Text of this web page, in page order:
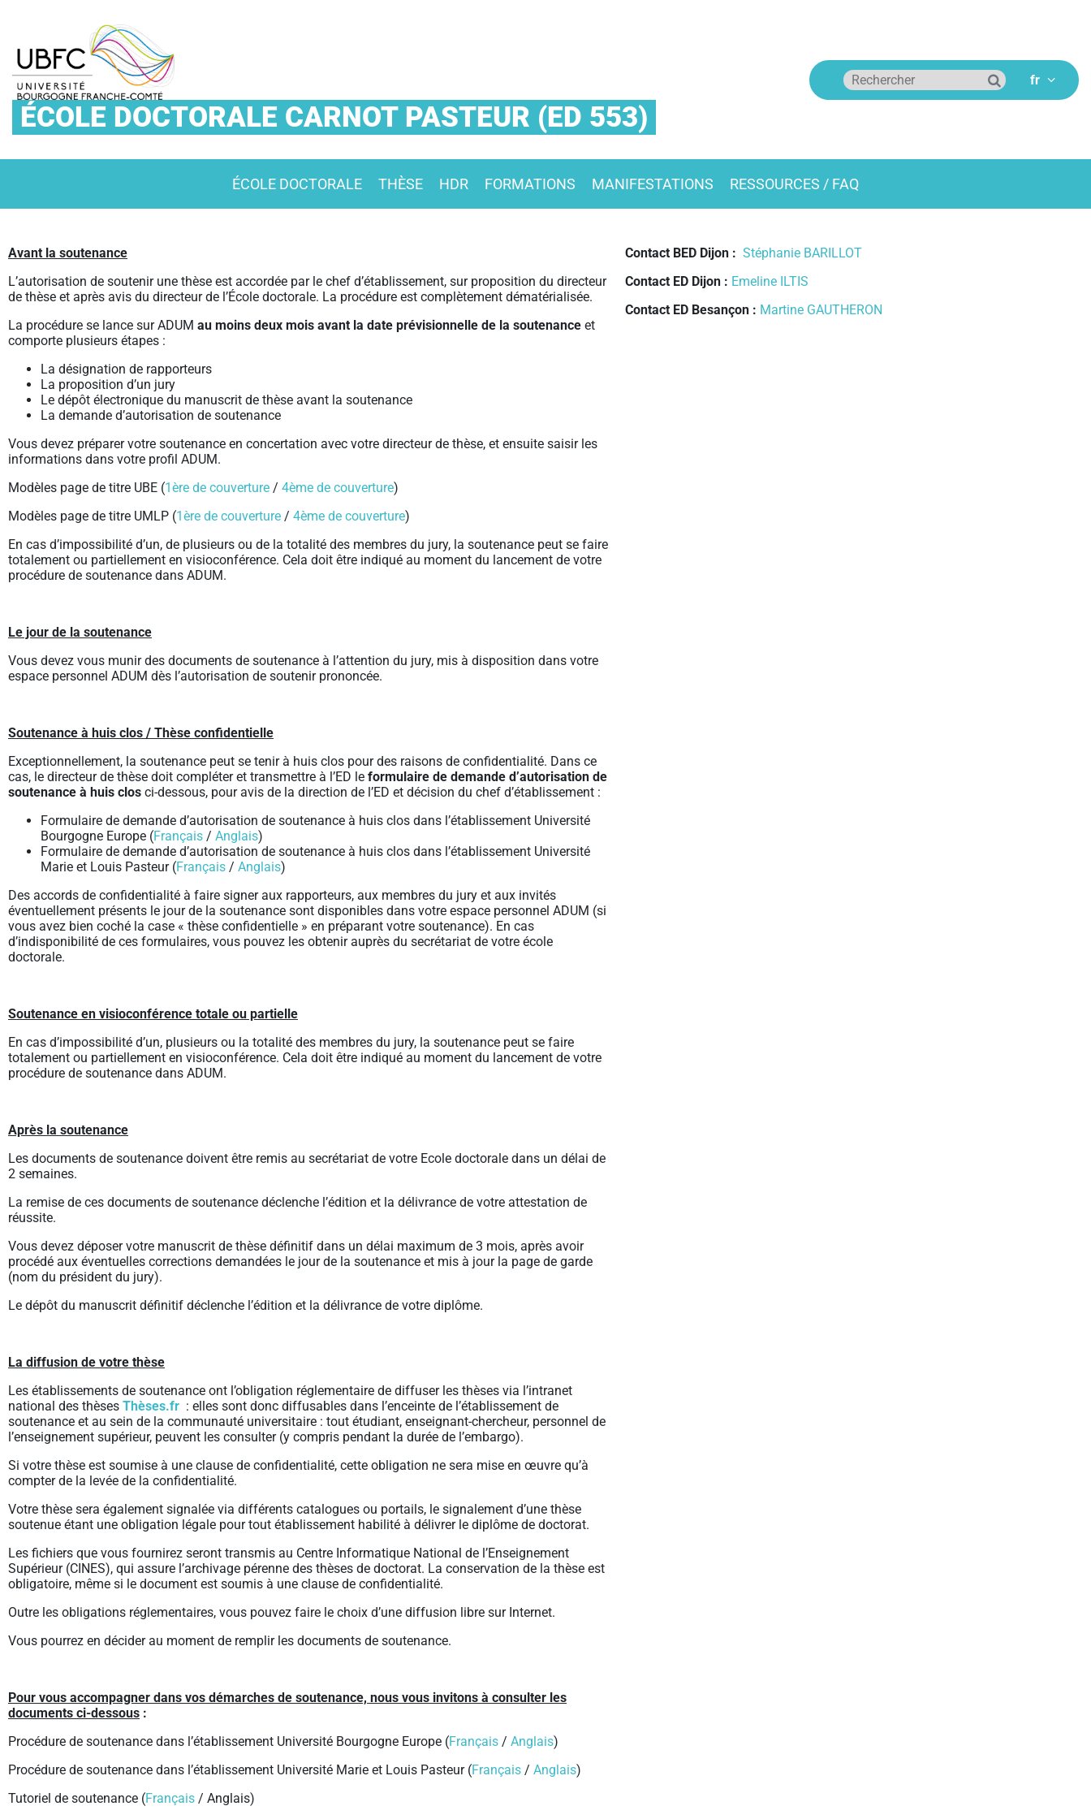
ÉCOLE DOCTORALE CARNOT PASTEUR (ED 553)
ÉCOLE DOCTORALE THÈSE HDR FORMATIONS MANIFESTATIONS RESSOURCES / FAQ
Avant la soutenance
L’autorisation de soutenir une thèse est accordée par le chef d’établissement, sur proposition du directeur
de thèse et après avis du directeur de l’École doctorale. La procédure est complètement dématérialisée.
La procédure se lance sur ADUM au moins deux mois avant la date prévisionnelle de la soutenance et
comporte plusieurs étapes :
La désignation de rapporteurs
La proposition d’un jury
Le dépôt électronique du manuscrit de thèse avant la soutenance
La demande d’autorisation de soutenance
Vous devez préparer votre soutenance en concertation avec votre directeur de thèse, et ensuite saisir les
informations dans votre profil ADUM.
Modèles page de titre UBE (1ère de couverture / 4ème de couverture)
Modèles page de titre UMLP (1ère de couverture / 4ème de couverture)
En cas d’impossibilité d’un, de plusieurs ou de la totalité des membres du jury, la soutenance peut se faire
totalement ou partiellement en visioconférence. Cela doit être indiqué au moment du lancement de votre
procédure de soutenance dans ADUM.
Le jour de la soutenance
Vous devez vous munir des documents de soutenance à l’attention du jury, mis à disposition dans votre
espace personnel ADUM dès l’autorisation de soutenir prononcée.
Soutenance à huis clos / Thèse confidentielle
Exceptionnellement, la soutenance peut se tenir à huis clos pour des raisons de confidentialité. Dans ce
cas, le directeur de thèse doit compléter et transmettre à l’ED le formulaire de demande d’autorisation de
soutenance à huis clos ci-dessous, pour avis de la direction de l’ED et décision du chef d’établissement :
Formulaire de demande d’autorisation de soutenance à huis clos dans l’établissement Université
Bourgogne Europe (Français / Anglais)
Formulaire de demande d’autorisation de soutenance à huis clos dans l’établissement Université
Marie et Louis Pasteur (Français / Anglais)
Des accords de confidentialité à faire signer aux rapporteurs, aux membres du jury et aux invités
éventuellement présents le jour de la soutenance sont disponibles dans votre espace personnel ADUM (si
vous avez bien coché la case « thèse confidentielle » en préparant votre soutenance). En cas
d’indisponibilité de ces formulaires, vous pouvez les obtenir auprès du secrétariat de votre école
doctorale.
Soutenance en visioconférence totale ou partielle
En cas d’impossibilité d’un, plusieurs ou la totalité des membres du jury, la soutenance peut se faire
totalement ou partiellement en visioconférence. Cela doit être indiqué au moment du lancement de votre
procédure de soutenance dans ADUM.
Après la soutenance
Les documents de soutenance doivent être remis au secrétariat de votre Ecole doctorale dans un délai de
2 semaines.
La remise de ces documents de soutenance déclenche l’édition et la délivrance de votre attestation de
réussite.
Vous devez déposer votre manuscrit de thèse définitif dans un délai maximum de 3 mois, après avoir
procédé aux éventuelles corrections demandées le jour de la soutenance et mis à jour la page de garde
(nom du président du jury).
Le dépôt du manuscrit définitif déclenche l’édition et la délivrance de votre diplôme.
La diffusion de votre thèse
Les établissements de soutenance ont l’obligation réglementaire de diffuser les thèses via l’intranet
national des thèses Thèses.fr : elles sont donc diffusables dans l’enceinte de l’établissement de
soutenance et au sein de la communauté universitaire : tout étudiant, enseignant-chercheur, personnel de
l’enseignement supérieur, peuvent les consulter (y compris pendant la durée de l’embargo).
Si votre thèse est soumise à une clause de confidentialité, cette obligation ne sera mise en œuvre qu’à
compter de la levée de la confidentialité.
Votre thèse sera également signalée via différents catalogues ou portails, le signalement d’une thèse
soutenue étant une obligation légale pour tout établissement habilité à délivrer le diplôme de doctorat.
Les fichiers que vous fournirez seront transmis au Centre Informatique National de l’Enseignement
Supérieur (CINES), qui assure l’archivage pérenne des thèses de doctorat. La conservation de la thèse est
obligatoire, même si le document est soumis à une clause de confidentialité.
Outre les obligations réglementaires, vous pouvez faire le choix d’une diffusion libre sur Internet.
Vous pourrez en décider au moment de remplir les documents de soutenance.
Pour vous accompagner dans vos démarches de soutenance, nous vous invitons à consulter les
documents ci-dessous :
Procédure de soutenance dans l’établissement Université Bourgogne Europe (Français / Anglais)
Procédure de soutenance dans l’établissement Université Marie et Louis Pasteur (Français / Anglais)
Tutoriel de soutenance (Français / Anglais)
Contact BED Dijon : Stéphanie BARILLOT
Contact ED Dijon : Emeline ILTIS
Contact ED Besançon : Martine GAUTHERON